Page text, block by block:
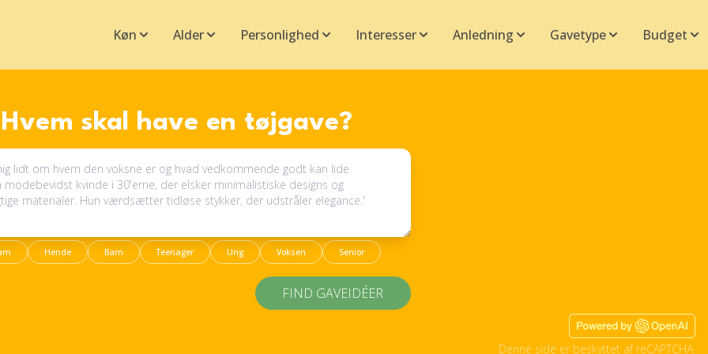
Køn Alder Personlighed Interesser Anledning Gavetype Budget
Hvem skal have en tøjgave?
Hende Barn Teenager Ung Voksen Senior
FIND GAVEIDÉER
Denne side er beskyttet af reCAPTCHA.